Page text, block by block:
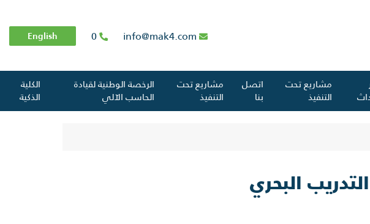
English
مشاريع تحت
التنفيذ
اتصل
بنا
مشاريع تحت
التنفيذ
الرخصة الوطنية لقيادة
الحاسب الآلي
الكلية
الذكية
البحري